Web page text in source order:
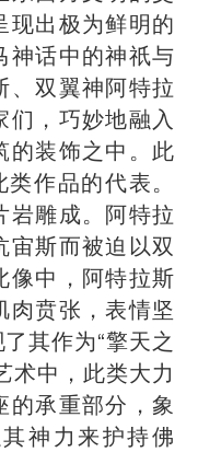
现出极为鲜明的
神话中的神祇与
、双翼神阿特拉
，巧妙地融入
的装饰之中。此
作品的代表。
岩雕成。阿特拉
宙斯而被迫以双
像中，阿特拉斯
肉贲张，表情坚
其作为“擎天之
术中，此类大力
的承重部分，象
神力来护持佛